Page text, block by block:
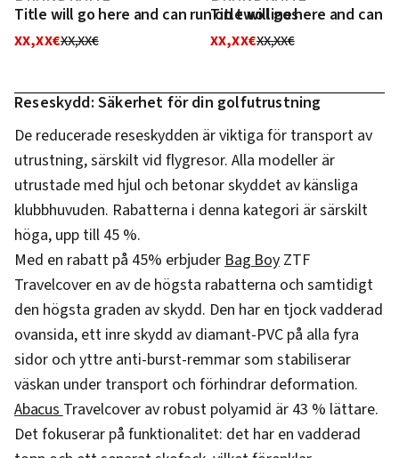
Title will go here and can run on two lines
XX,XX€XX,XX€
Title will go here and can
XX,XX€XX,XX€
Reseskydd: Säkerhet för din golfutrustning
De reducerade reseskydden är viktiga för transport av
utrustning, särskilt vid flygresor. Alla modeller är
utrustade med hjul och betonar skyddet av känsliga
klubbhuvuden. Rabatterna i denna kategori är särskilt
höga, upp till 45 %.
Med en rabatt på 45% erbjuderBag BoyZTF
Travelcover en av de högsta rabatterna och samtidigt
den högsta graden av skydd. Den har en tjock vadderad
ovansida, ett inre skydd av diamant-PVC på alla fyra
sidor och yttre anti-burst-remmar som stabiliserar
väskan under transport och förhindrar deformation.
AbacusTravelcover av robust polyamid är 43 % lättare.
Det fokuserar på funktionalitet: det har en vadderad